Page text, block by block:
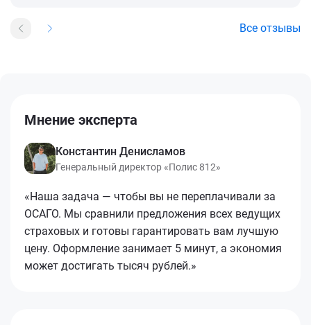
Все отзывы
Мнение эксперта
Константин Денисламов
Генеральный директор «Полис 812»
«Наша задача — чтобы вы не переплачивали за
ОСАГО. Мы сравнили предложения всех ведущих
страховых и готовы гарантировать вам лучшую
цену. Оформление занимает 5 минут, а экономия
может достигать тысяч рублей.»